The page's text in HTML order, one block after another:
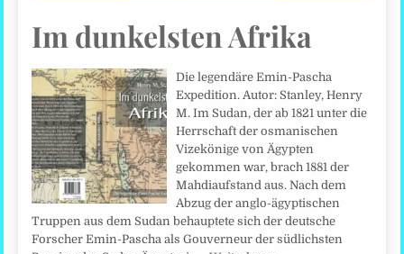
Im dunkelsten Afrika
Die legendäre Emin-Pascha
Expedition. Autor: Stanley, Henry
M. Im Sudan, der ab 1821 unter die
Herrschaft der osmanischen
Vizekönige von Ägypten
gekommen war, brach 1881 der
Mahdiaufstand aus. Nach dem
Abzug der anglo-ägyptischen
Truppen aus dem Sudan behauptete sich der deutsche
Forscher Emin-Pascha als Gouverneur der südlichsten